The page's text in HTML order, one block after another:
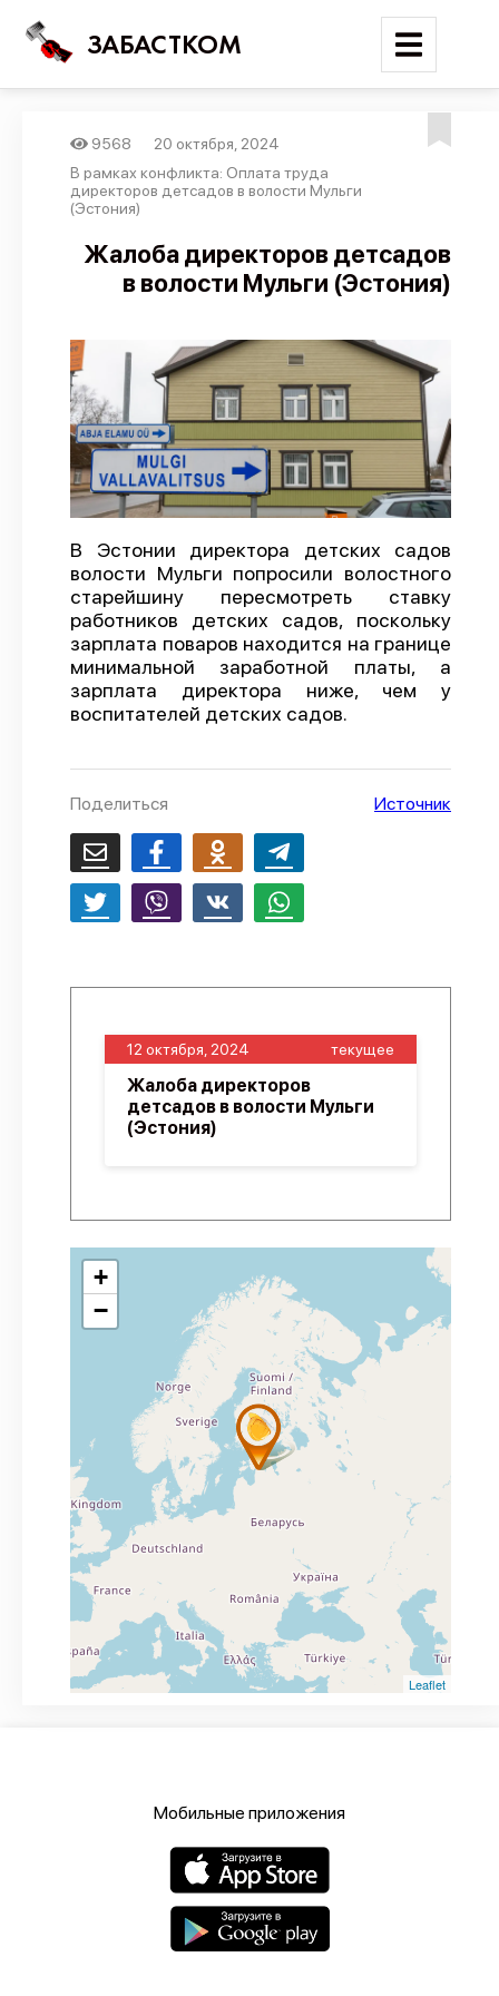
ЗАБАСТКОМ
Войти
Новости
Карта событий
Трудовые конфликты
Отчеты
Предложить публикацию
Справочник
API
Политика конфиденциальности
9568
20 октября, 2024
В рамках конфликта: Оплата труда
директоров детсадов в волости Мульги
(Эстония)
Жалоба директоров детсадов
в волости Мульги (Эстония)
В Эстонии директора детских садов
волости Мульги попросили волостного
старейшину пересмотреть ставку
работников детских садов, поскольку
зарплата поваров находится на границе
минимальной заработной платы, а
зарплата директора ниже, чем у
воспитателей детских садов.
Поделиться Источник
12 октября, 2024 текущее
Жалоба директоров
детсадов в волости Мульги
(Эстония)
+
−
Leaflet
Мобильные приложения